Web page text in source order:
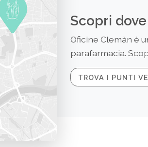
Scopri
Oficine Clemàn è
parafarmacia.
TROVA I PUNTI